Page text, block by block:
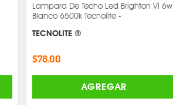
Lampara De Techo Led Brighton Vi 6w
Blanco 6500k Tecnolite -
TECNOLITE ®
$78.00
AGREGAR